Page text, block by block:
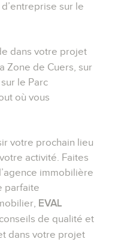
sur le
dans votre projet
Zone de Cuers, sur
le Parc
où vous
votre prochain lieu
activité. Faites
immobilière
parfaite
EVAL
de qualité et
dans votre projet